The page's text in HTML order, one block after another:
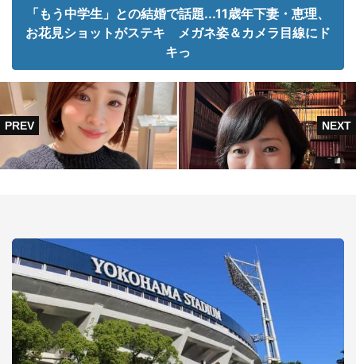
「もう中学生」との結婚で話題...11歳年下妻・恵理、
お花見ショットがステキ メガネ姿＆カメラ目線にド
キっ